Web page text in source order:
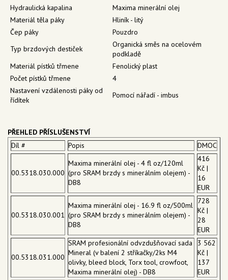
Hydraulická kapalina
Maxima minerální olej
Materiál těla páky
Hliník - litý
Čep páky
Pouzdro
Typ brzdových destiček
Organická směs na ocelovém
podkladě
Materiál pístků třmene
Fenolický plast
Počet pístků třmene
4
Nastavení vzdálenosti páky od
řídítek
Pomocí nářadí - imbus
PŘEHLED PŘÍSLUŠENSTVÍ
Díl #
Popis DMOC
00.5318.030.000
Maxima minerální olej - 4 fl oz/120ml
(pro SRAM brzdy s minerálním olejem) -
DB8
416
Kč |
16
EUR
00.5318.030.001
Maxima minerální olej - 16.9 fl oz/500ml
(pro SRAM brzdy s minerálním olejem) -
DB8
728
Kč |
28
EUR
00.5318.031.000
SRAM profesionální odvzdušňovací sada
Mineral (v balení 2 stříkačky/2ks M4
olivky, bleed block, Torx tool, crowfoot,
Maxima minerální olej) - DB8
3 562
Kč |
137
EUR